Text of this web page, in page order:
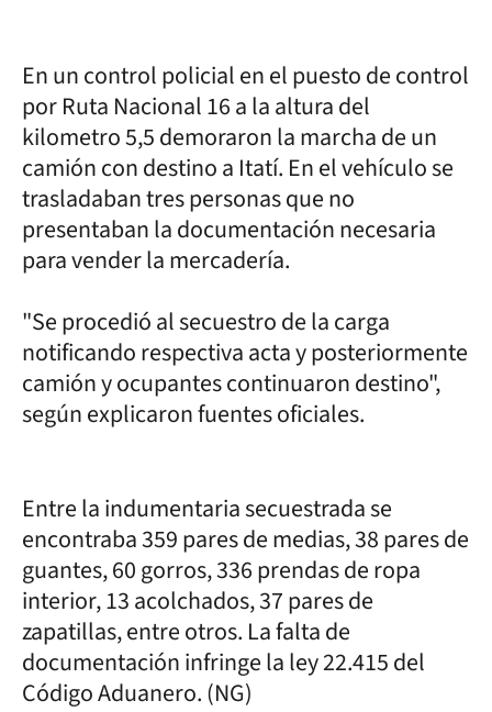
En un control policial en el puesto de control
por Ruta Nacional 16 a la altura del
kilometro 5,5 demoraron la marcha de un
camión con destino a Itatí. En el vehículo se
trasladaban tres personas que no
presentaban la documentación necesaria
para vender la mercadería.
"Se procedió al secuestro de la carga
notificando respectiva acta y posteriormente
camión y ocupantes continuaron destino",
según explicaron fuentes oficiales.
Entre la indumentaria secuestrada se
encontraba 359 pares de medias, 38 pares de
guantes, 60 gorros, 336 prendas de ropa
interior, 13 acolchados, 37 pares de
zapatillas, entre otros. La falta de
documentación infringe la ley 22.415 del
Código Aduanero. (NG)